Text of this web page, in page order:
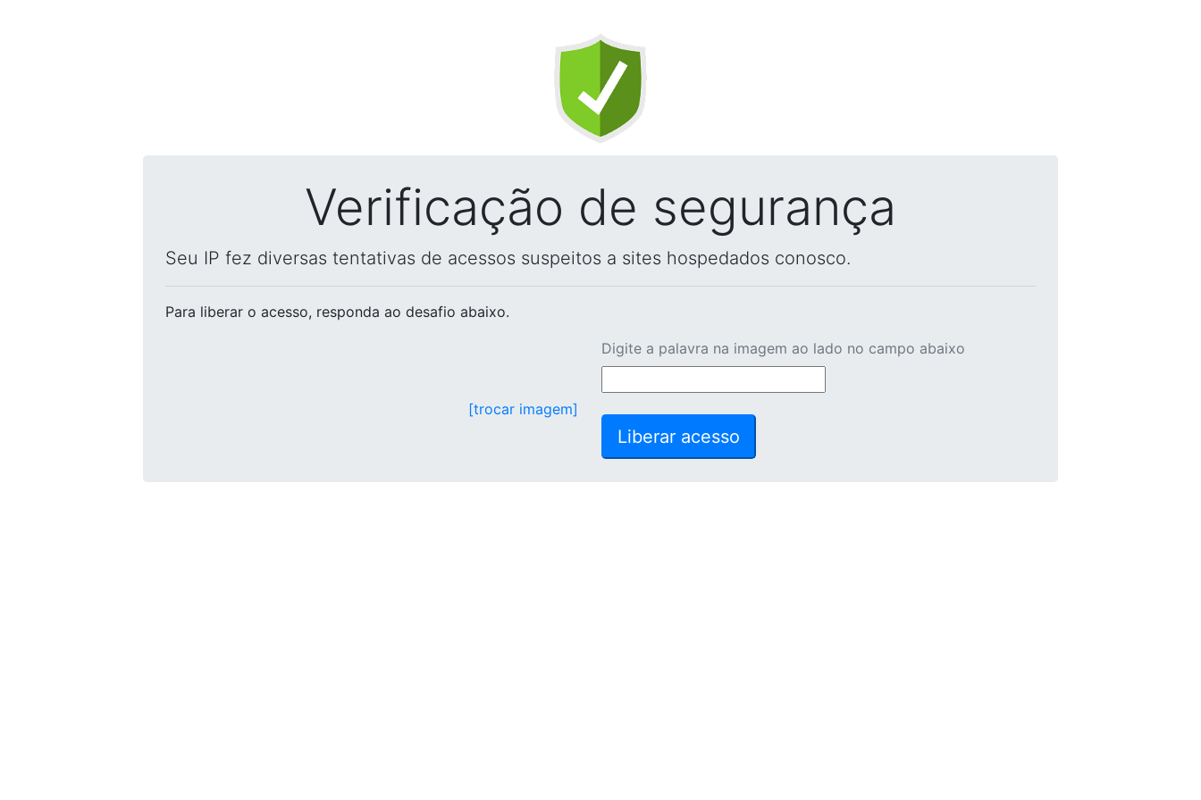
Verificação de segurança
Seu IP fez diversas tentativas de acessos suspeitos a sites hospedados conosco.
Para liberar o acesso, responda ao desafio abaixo.
[trocar imagem]
Digite a palavra na imagem ao lado no campo abaixo